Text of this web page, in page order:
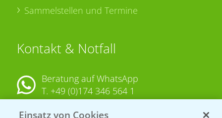
Sammelstellen und Termine
Kontakt & Notfall
Beratung auf WhatsApp
T. +49 (0)174 346 564 1
Einsatz von Cookies